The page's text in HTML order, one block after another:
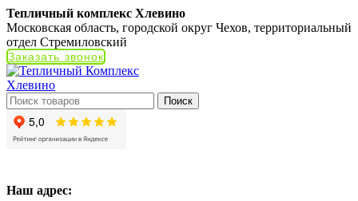
Тепличный комплекс Хлевино
Московская область, городской округ Чехов, территориальный
отдел Стремиловский
Заказать звонок
Поиск
Наш адрес: